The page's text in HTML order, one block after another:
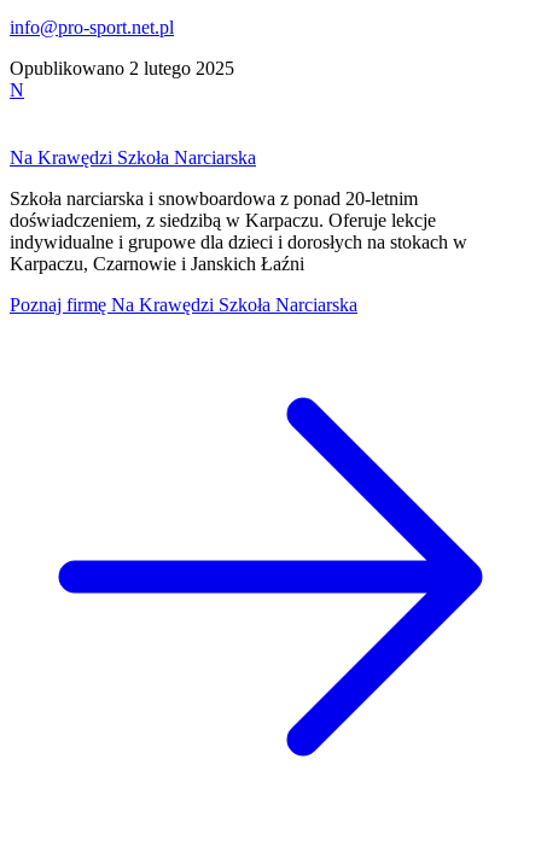
info@pro-sport.net.pl
Opublikowano 2 lutego 2025
N
Na Krawędzi Szkoła Narciarska
Szkoła narciarska i snowboardowa z ponad 20-letnim
doświadczeniem, z siedzibą w Karpaczu. Oferuje lekcje
indywidualne i grupowe dla dzieci i dorosłych na stokach w
Karpaczu, Czarnowie i Janskich Łaźni
Poznaj firmę Na Krawędzi Szkoła Narciarska